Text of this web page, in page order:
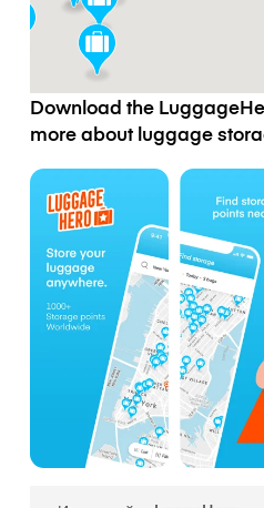
Download the
more about luggage